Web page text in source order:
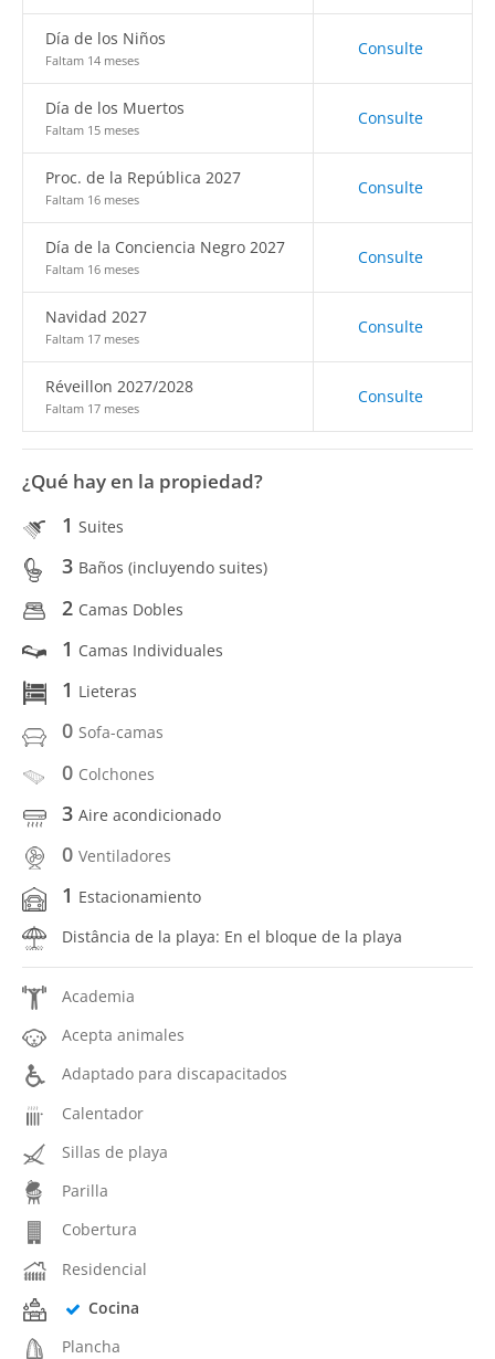
Día de los Niños
Faltam 14 meses
Consulte
Día de los Muertos
Faltam 15 meses
Consulte
Proc. de la República 2027
Faltam 16 meses
Consulte
Día de la Conciencia Negro 2027
Faltam 16 meses
Consulte
Navidad 2027
Faltam 17 meses
Consulte
Réveillon 2027/2028
Faltam 17 meses
Consulte
¿Qué hay en la propiedad?
1 Suites
3 Baños (incluyendo suites)
2 Camas Dobles
1 Camas Individuales
1 Lieteras
0 Sofa-camas
0 Colchones
3 Aire acondicionado
0 Ventiladores
1 Estacionamiento
Distância de la playa: En el bloque de la playa
Academia
Acepta animales
Adaptado para discapacitados
Calentador
Sillas de playa
Parilla
Cobertura
Residencial
Cocina
Plancha